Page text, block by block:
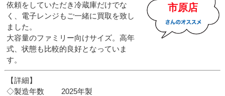
市原店
依頼をしていただき冷蔵庫だけでな
く、電子レンジもご一緒に買取を致し
ました。
大容量のファミリー向けサイズ。高年
式、状態も比較的良好となっていま
す。
【詳細】
◇製造年数 2025年製